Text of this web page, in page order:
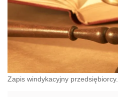
Zapis windykacyjny